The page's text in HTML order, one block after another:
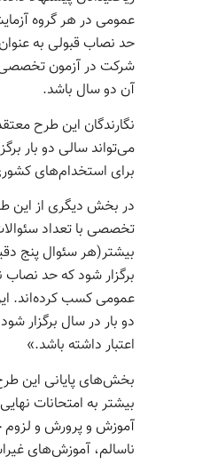
عمومی در هر گروه
حد نصاب قبولی به
شرکت در آزمون تخصصی
آن دو سال باشد.
نگارندگان این طرح
می‌تواند سالی دو بار
برای استخدام‌های
در بخش دیگری از این
تخصصی با تعداد
بیشتر(هر سئوال پنج
برگزار شود که حد نصاب
عمومی کسب کرده‌اند.
دو بار در سال برگزار
اعتبار داشته باشد.»
بخش‌های پایانی این
بیشتر به امتحانات
آموزش و پرورش و لزوم
ناسالم، آموزش‌های